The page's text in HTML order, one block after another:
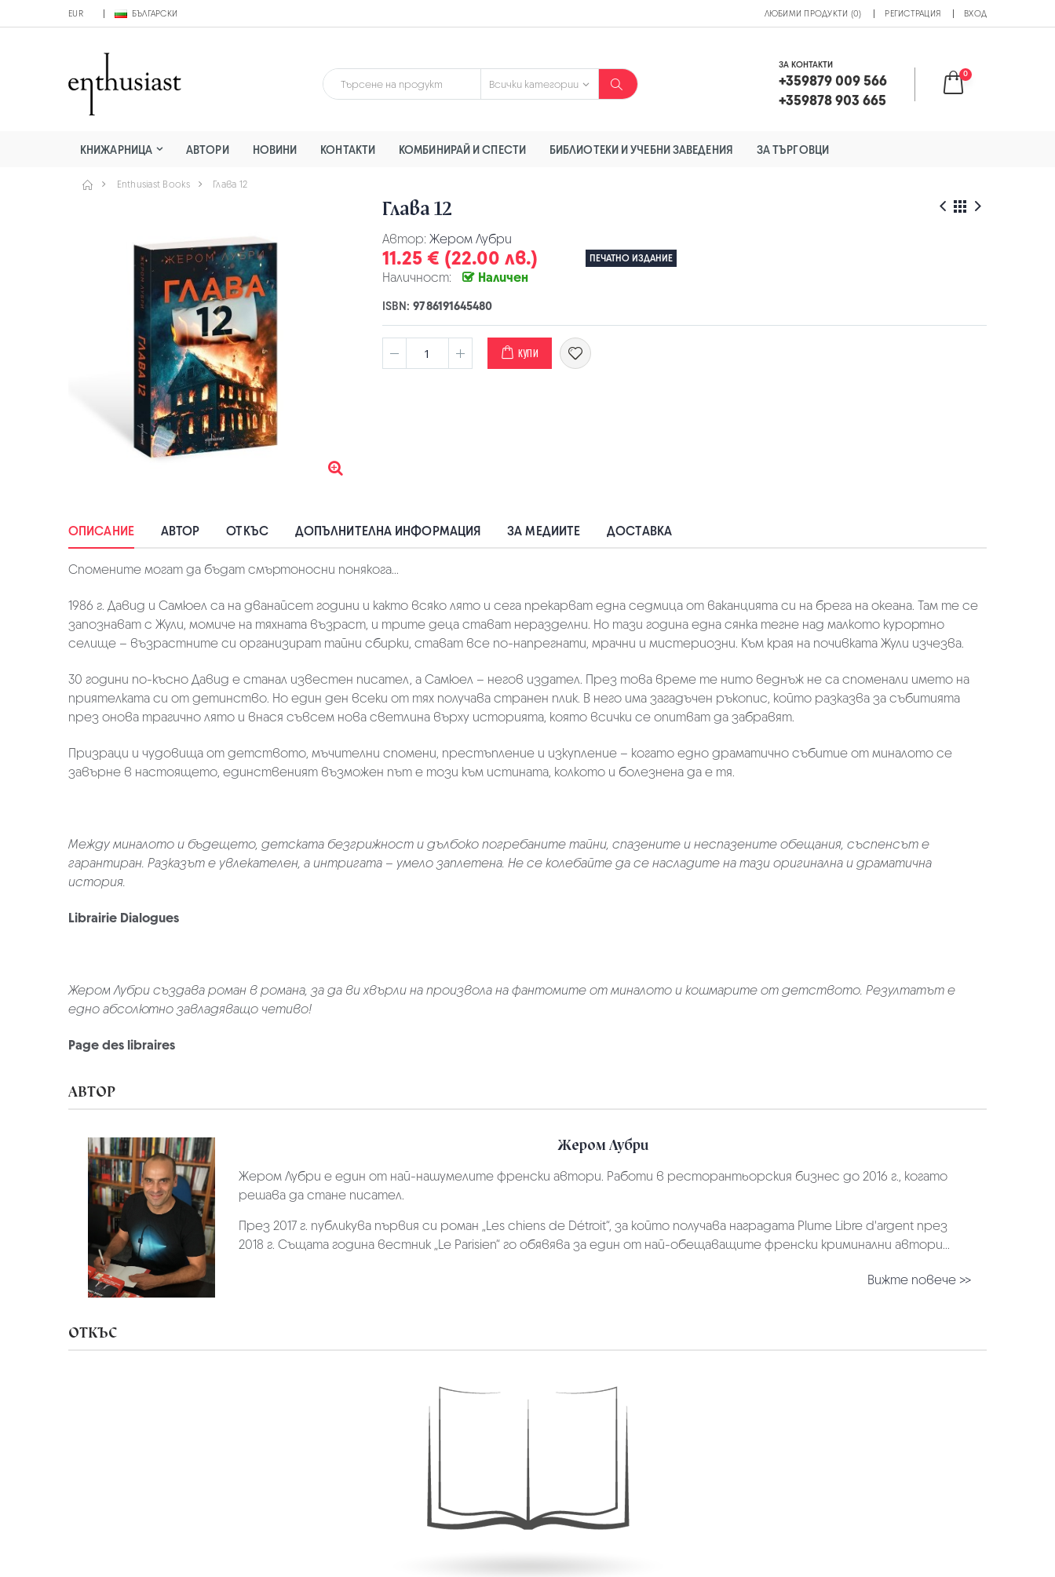
EUR БЪЛГАРСКИ ЛЮБИМИ ПРОДУКТИ (0) РЕГИСТРАЦИЯ ВХОД
ЗА КОНТАКТИ
+359879 009 566
+359878 903 665
0
КНИЖАРНИЦА АВТОРИ НОВИНИ КОНТАКТИ КОМБИНИРАЙ И СПЕСТИ БИБЛИОТЕКИ И УЧЕБНИ ЗАВЕДЕНИЯ ЗА ТЪРГОВЦИ
Enthusiast Books Глава 12
Глава 12
Автор: Жером Лубри
11.25 € (22.00 лв.) ПЕЧАТНО ИЗДАНИЕ
Наличност: Наличен
ISBN:9786191645480
КУПИ
ОПИСАНИЕ АВТОР ОТКЪС ДОПЪЛНИТЕЛНА ИНФОРМАЦИЯ ЗА МЕДИИТЕ ДОСТАВКА
Спомените могат да бъдат смъртоносни понякога...
1986 г. Давид и Самюел са на дванайсет години и както всяко лято и сега прекарват една седмица от ваканцията си на брега на океана. Там те се
запознават с Жули, момиче на тяхната възраст, и трите деца стават неразделни. Но тази година една сянка тегне над малкото курортно
селище – възрастните си организират тайни сбирки, стават все по-напрегнати, мрачни и мистериозни. Към края на почивката Жули изчезва.
30 години по-късно Давид е станал известен писател, а Самюел – негов издател. През това време те нито веднъж не са споменали името на
приятелката си от детинство. Но един ден всеки от тях получава странен плик. В него има загадъчен ръкопис, който разказва за събитията
през онова трагично лято и внася съвсем нова светлина върху историята, която всички се опитват да забравят.
Призраци и чудовища от детството, мъчителни спомени, престъпление и изкупление – когато едно драматично събитие от миналото се
завърне в настоящето, единственият възможен път е този към истината, колкото и болезнена да е тя.
Между миналото и бъдещето, детската безгрижност и дълбоко погребаните тайни, спазените и неспазените обещания, съспенсът е
гарантиран. Разказът е увлекателен, а интригата – умело заплетена. Не се колебайте да се насладите на тази оригинална и драматична
история.
Librairie Dialogues
Жером Лубри създава роман в романа, за да ви хвърли на произвола на фантомите от миналото и кошмарите от детството. Резултатът е
едно абсолютно завладяващо четиво!
Page des libraires
АВТОР
Жером Лубри
Жером Лубри е един от най-нашумелите френски автори. Работи в ресторантьорския бизнес до 2016 г., когато
решава да стане писател.
През 2017 г. публикува първия си роман „Les chiens de Détroit“, за който получава наградата Plume Libre d'argent през
2018 г. Същата година вестник „Le Parisien“ го обявява за един от най-обещаващите френски криминални автори...
Вижте повече >>
ОТКЪС